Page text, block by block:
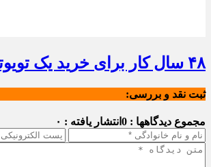
۴۸ سال کار برای خرید یک تویوتا کمری
ثبت نقد و بررسی:
مجموع دیدگاهها : 0 انتشار یافته : ۰